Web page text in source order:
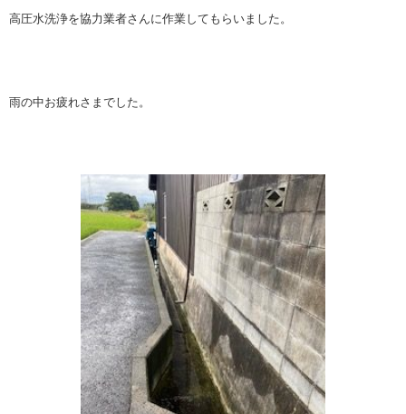
高圧水洗浄を協力業者さんに作業してもらいました。
雨の中お疲れさまでした。